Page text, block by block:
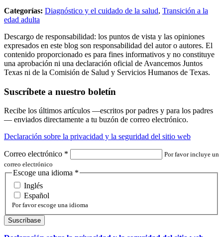
Categorías: Diagnóstico y el cuidado de la salud, Transición a la
edad adulta
Descargo de responsabilidad: los puntos de vista y las opiniones
expresados en este blog son responsabilidad del autor o autores. El
contenido proporcionado es para fines informativos y no constituye
una aprobación ni una declaración oficial de Avancemos Juntos
Texas ni de la Comisión de Salud y Servicios Humanos de Texas.
Suscríbete a nuestro boletín
Recibe los últimos artículos —escritos por padres y para los padres
— enviados directamente a tu buzón de correo electrónico.
Declaración sobre la privacidad y la seguridad del sitio web
Correo electrónico *
Por favor incluye un
correo electrónico
Escoge una idioma *
Inglés
Español
Por favor escoge una idioma